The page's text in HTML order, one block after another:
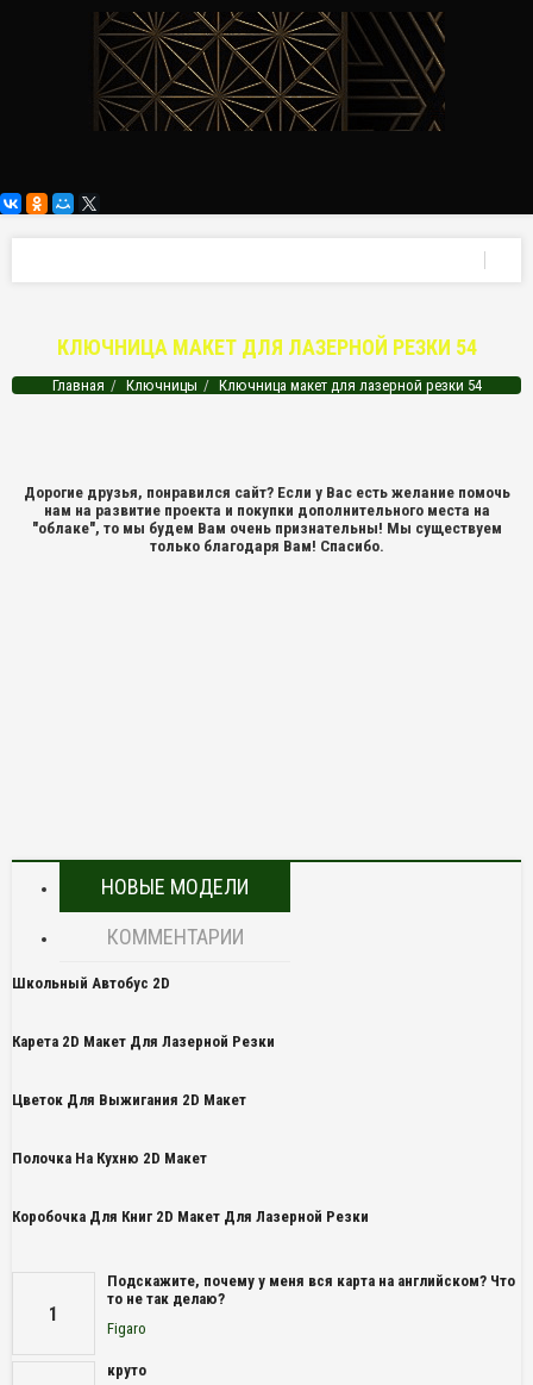
КЛЮЧНИЦА МАКЕТ ДЛЯ ЛАЗЕРНОЙ РЕЗКИ 54
Главная Ключницы Ключница макет для лазерной резки 54
Дорогие друзья, понравился сайт? Если у Вас есть желание помочь
нам на развитие проекта и покупки дополнительного места на
"облаке", то мы будем Вам очень признательны! Мы существуем
только благодаря Вам! Спасибо.
НОВЫЕ МОДЕЛИ
КОММЕНТАРИИ
Школьный Автобус 2D
Карета 2D Макет Для Лазерной Резки
Цветок Для Выжигания 2D Макет
Полочка На Кухню 2D Макет
Коробочка Для Книг 2D Макет Для Лазерной Резки
1
Подскажите, почему у меня вся карта на английском? Что
то не так делаю?
Figaro
круто